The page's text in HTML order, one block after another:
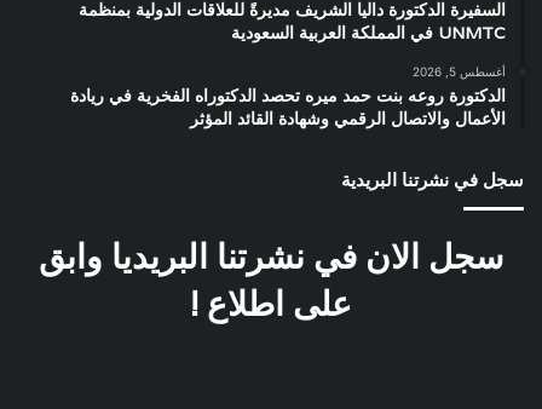
السفيرة الدكتورة داليا الشريف مديرةً للعلاقات الدولية بمنظمة
UNMTC في المملكة العربية السعودية
أغسطس 5, 2026
الدكتورة روعه بنت حمد ميره تحصد الدكتوراه الفخرية في ريادة
الأعمال والاتصال الرقمي وشهادة القائد المؤثر
سجل في نشرتنا البريدية
سجل الان في نشرتنا البريديا وابق
على اطلاع !